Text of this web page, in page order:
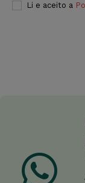
Li e aceito a